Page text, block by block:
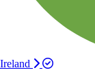
Ireland